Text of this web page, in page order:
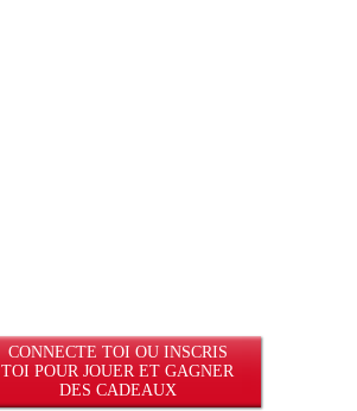
CONNECTE TOI OU INSCRIS
TOI POUR JOUER ET GAGNER
DES CADEAUX